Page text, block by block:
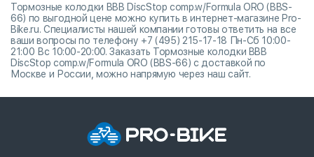
Тормозные колодки BBB DiscStop comp.w/Formula ORO (BBS-
66) по выгодной цене можно купить в интернет-магазине Pro-
Bike.ru. Специалисты нашей компании готовы ответить на все
ваши вопросы по телефону +7 (495) 215-17-18 Пн-Сб 10:00-
21:00 Вс 10:00-20:00. Заказать Тормозные колодки BBB
DiscStop comp.w/Formula ORO (BBS-66) с доставкой по
Москве и России, можно напрямую через наш сайт.